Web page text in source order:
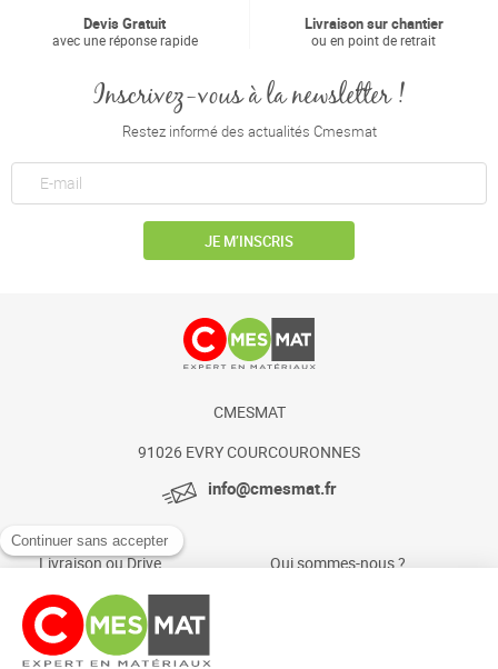
Devis Gratuit
avec une réponse rapide
Livraison sur chantier
ou en point de retrait
Inscrivez-vous à la newsletter !
Restez informé des actualités Cmesmat
JE M’INSCRIS
CMESMAT
91026 EVRY COURCOURONNES
info@cmesmat.fr
Livraison ou Drive
Paiement sécurisé
Foire aux questions
Qui sommes-nous ?